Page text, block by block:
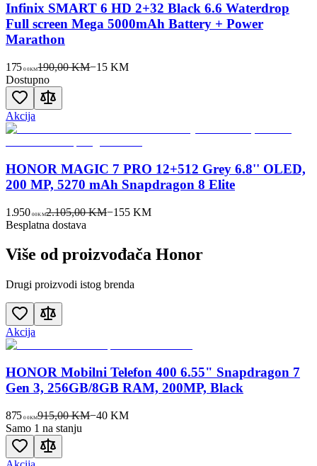
Infinix SMART 6 HD 2+32 Black 6.6 Waterdrop
Full screen Mega 5000mAh Battery + Power
Marathon
175 00KM190,00 KM−15 KM
Dostupno
Akcija
HONOR MAGIC 7 PRO 12+512 Grey 6.8'' OLED,
200 MP, 5270 mAh Snapdragon 8 Elite
1.950 00KM2.105,00 KM−155KM
Besplatna dostava
Više od proizvođača Honor
Drugi proizvodi istog brenda
Akcija
HONOR Mobilni Telefon 400 6.55" Snapdragon 7
Gen 3, 256GB/8GB RAM, 200MP, Black
875 00KM915,00 KM−40 KM
Samo 1 na stanju